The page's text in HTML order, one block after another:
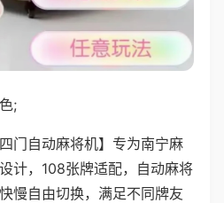
;
门自动麻将机】专为南宁麻
计，108张牌适配，自动麻将
慢自由切换，满足不同牌友